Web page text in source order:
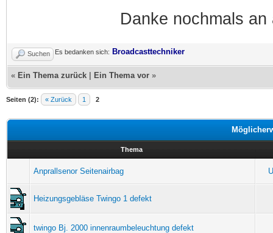
Danke nochmals
Suchen Es bedanken sich: Broadcasttechniker
« Ein Thema zurück Ein Thema vor »
Seiten (2): « Zurück 1 2
Thema
Anprallsenor Seitenairbag
Heizungsgebläse Twingo 1 defekt
twingo Bj. 2000 innenraumbeleuchtung defekt